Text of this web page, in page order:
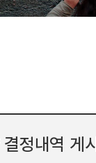
정내역 게시